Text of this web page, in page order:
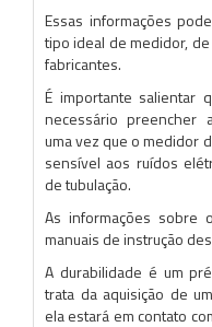
Essas informações
tipo ideal de medidor,
fabricantes.
É importante salientar
necessário preencher
uma vez que o medidor
sensível aos ruídos
de tubulação.
As informações sobre
manuais de instrução
A durabilidade é um
trata da aquisição de
ela estará em contato